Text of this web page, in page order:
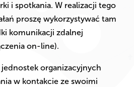
i spotkania. W realizacji tego
proszę wykorzystywać tam
komunikacji zdalnej
on-line).
organizacyjnych
w kontakcie ze swoimi